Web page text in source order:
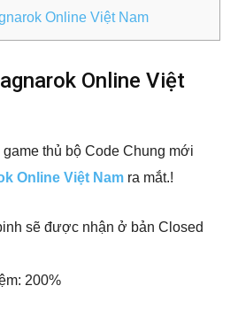
Online Việt Nam
Online Việt
thủ bộ Code Chung mới
Online Việt Nam ra mắt.!
sẽ được nhận ở bản Closed
200%